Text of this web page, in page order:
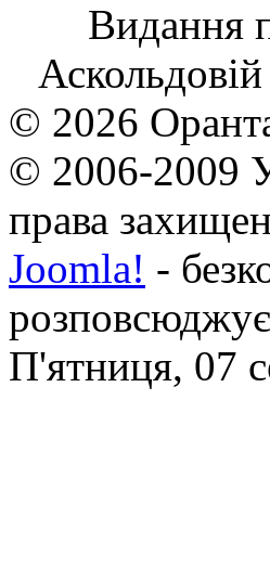
Видання
© 2026
© 2006-2009
права
Joomla! -
П'ятниця, 07